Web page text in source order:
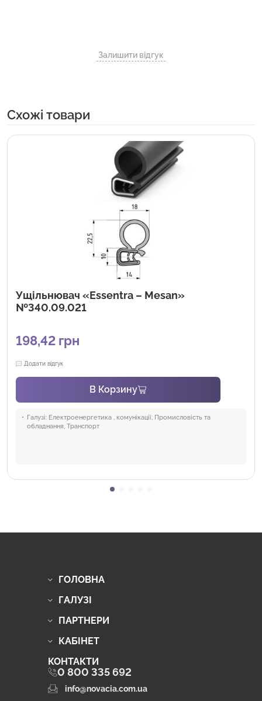
Залишити відгук
Cхожі товари
Ущільнювач «Essentra – Mesan»
№340.09.021
198,42 грн
Додати відгук
В Корзину
Галузі: Електроенергетика , комунікації, Промисловість та
обладнання, Транспорт
ГОЛОВНА
ГАЛУЗІ
ПАРТНЕРИ
КАБІНЕТ
КОНТАКТИ
0 800 335 692
info@novacia.com.ua